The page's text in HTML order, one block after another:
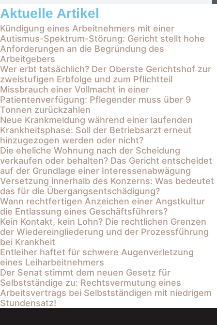
Aktuelle Artikel
Kündigung eines Arbeitnehmers mit einer
Autismus-Spektrum-Störung: Gericht stellt hohe
Anforderungen an die Begründung des
Arbeitgebers
Wer erbt tatsächlich? Der Oberste Gerichtshof zur
zweistufigen Erbfolge und zum Pflichtteil
Missbrauch einer Vollmacht in einer
Patientenverfügung: Pflegender muss über 9
Tonnen zurückzahlen
Neue Krankmeldung während einer laufenden
Krankheitsphase: Soll der Betriebsarzt erneut
hinzugezogen werden oder nicht?
Die eheliche Wohnung nach der Scheidung
verkaufen oder behalten? Das Gericht entscheidet
auf der Grundlage einer Interessenabwägung
Versetzung innerhalb des Konzerns: Was bedeutet
das für die Übergangsentschädigung?
Wann rechtfertigen Anzeichen einer Angstkultur
die Entlassung eines Geschäftsführers?
Kein Kontakt, kein Lohn? Die rechtlichen Grenzen
der Wiedereingliederung und der Prozessführung
bei Krankheit
Entleiher haftet für schwere Augenverletzung
eines Leiharbeitnehmers
Der Senat stimmt dem neuen Gesetz für
Selbstständige zu: Rechtsvermutung eines
Arbeitsvertrags bei Selbstständigen mit niedrigem
Stundensatz!